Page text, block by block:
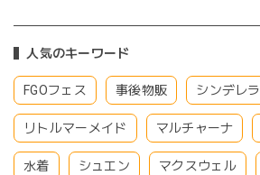
人気のキーワード
FGOフェス 事後物販 シンデレラ
リトルマーメイド マルチャーナ
水着 シュエン マクスウェル